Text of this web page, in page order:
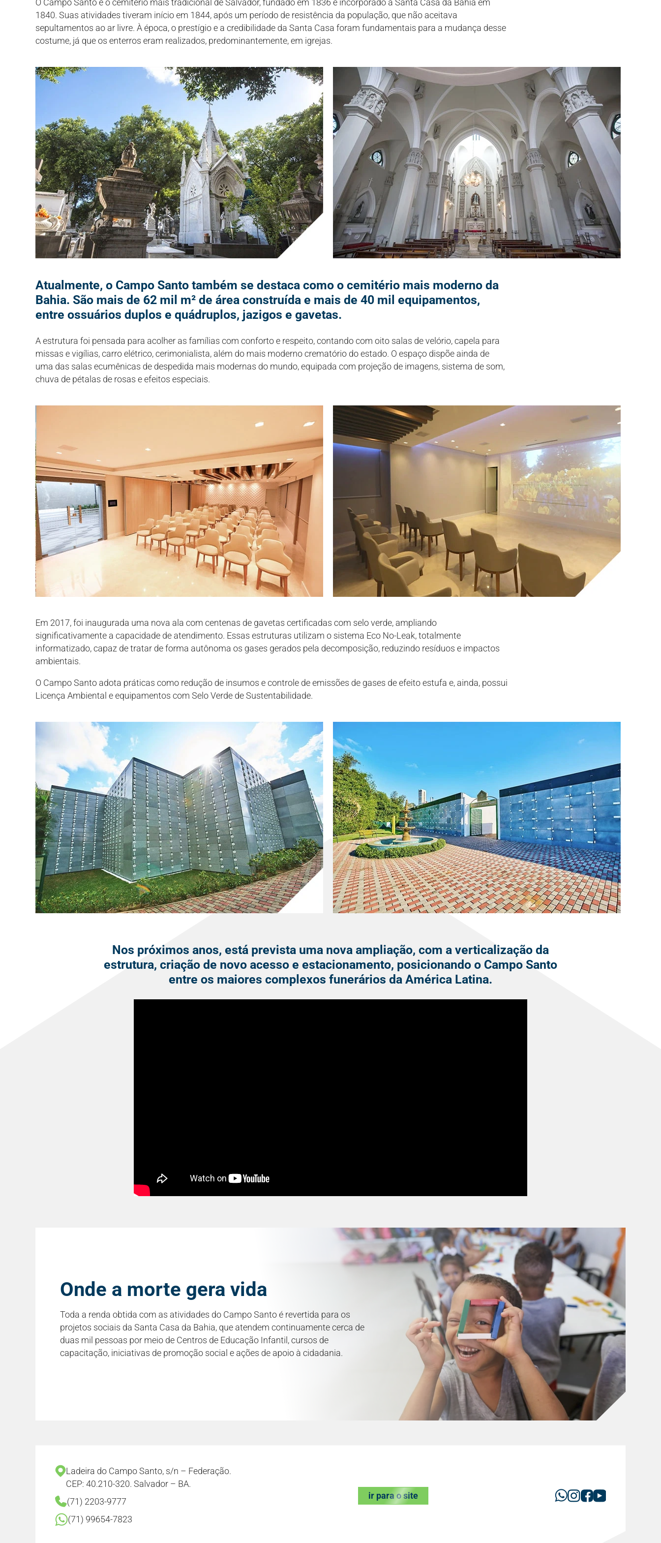
O Campo Santo é o cemitério mais tradicional de Salvador, fundado em 1836 e incorporado à Santa Casa da Bahia em
1840. Suas atividades tiveram início em 1844, após um período de resistência da população, que não aceitava
sepultamentos ao ar livre. À época, o prestígio e a credibilidade da Santa Casa foram fundamentais para a mudança desse
costume, já que os enterros eram realizados, predominantemente, em igrejas.
Atualmente, o Campo Santo também se destaca como o cemitério mais moderno da
Bahia. São mais de 62 mil m² de área construída e mais de 40 mil equipamentos,
entre ossuários duplos e quádruplos, jazigos e gavetas.
A estrutura foi pensada para acolher as famílias com conforto e respeito, contando com oito salas de velório, capela para
missas e vigílias, carro elétrico, cerimonialista, além do mais moderno crematório do estado. O espaço dispõe ainda de
uma das salas ecumênicas de despedida mais modernas do mundo, equipada com projeção de imagens, sistema de som,
chuva de pétalas de rosas e efeitos especiais.
Em 2017, foi inaugurada uma nova ala com centenas de gavetas certificadas com selo verde, ampliando
significativamente a capacidade de atendimento. Essas estruturas utilizam o sistema Eco No-Leak, totalmente
informatizado, capaz de tratar de forma autônoma os gases gerados pela decomposição, reduzindo resíduos e impactos
ambientais.
O Campo Santo adota práticas como redução de insumos e controle de emissões de gases de efeito estufa e, ainda, possui
Licença Ambiental e equipamentos com Selo Verde de Sustentabilidade.
Nos próximos anos, está prevista uma nova ampliação, com a verticalização da
estrutura, criação de novo acesso e estacionamento, posicionando o Campo Santo
entre os maiores complexos funerários da América Latina.
Onde a morte gera vida
Toda a renda obtida com as atividades do Campo Santo é revertida para os
projetos sociais da Santa Casa da Bahia, que atendem continuamente cerca de
duas mil pessoas por meio de Centros de Educação Infantil, cursos de
capacitação, iniciativas de promoção social e ações de apoio à cidadania.
Ladeira do Campo Santo, s/n – Federação.
CEP: 40.210-320. Salvador – BA.
(71) 2203-9777
(71) 99654-7823
ir para o site